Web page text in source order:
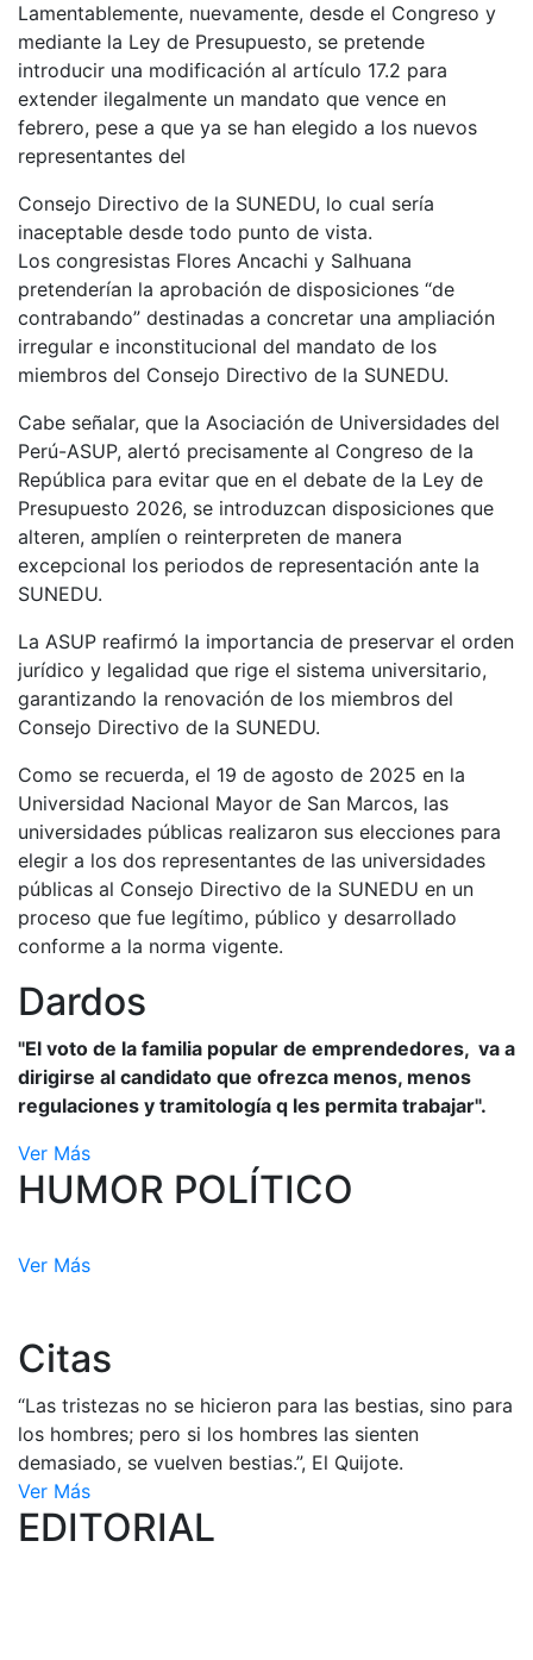
Lamentablemente, nuevamente, desde el Congreso y
mediante la Ley de Presupuesto, se pretende
introducir una modificación al artículo 17.2 para
extender ilegalmente un mandato que vence en
febrero, pese a que ya se han elegido a los nuevos
representantes del
Consejo Directivo de la SUNEDU, lo cual sería
inaceptable desde todo punto de vista.
Los congresistas Flores Ancachi y Salhuana
pretenderían la aprobación de disposiciones “de
contrabando” destinadas a concretar una ampliación
irregular e inconstitucional del mandato de los
miembros del Consejo Directivo de la SUNEDU.
Cabe señalar, que la Asociación de Universidades del
Perú-ASUP, alertó precisamente al Congreso de la
República para evitar que en el debate de la Ley de
Presupuesto 2026, se introduzcan disposiciones que
alteren, amplíen o reinterpreten de manera
excepcional los periodos de representación ante la
SUNEDU.
La ASUP reafirmó la importancia de preservar el orden
jurídico y legalidad que rige el sistema universitario,
garantizando la renovación de los miembros del
Consejo Directivo de la SUNEDU.
Como se recuerda, el 19 de agosto de 2025 en la
Universidad Nacional Mayor de San Marcos, las
universidades públicas realizaron sus elecciones para
elegir a los dos representantes de las universidades
públicas al Consejo Directivo de la SUNEDU en un
proceso que fue legítimo, público y desarrollado
conforme a la norma vigente.
Dardos
"El voto de la familia popular de emprendedores, va a
dirigirse al candidato que ofrezca menos, menos
regulaciones y tramitología q les permita trabajar".
Ver Más
HUMOR POLÍTICO
Ver Más
Citas
“Las tristezas no se hicieron para las bestias, sino para
los hombres; pero si los hombres las sienten
demasiado, se vuelven bestias.”, El Quijote.
Ver Más
EDITORIAL